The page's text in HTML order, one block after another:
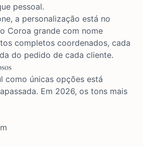
pessoal.
a personalização está no
Coroa grande com nome
completos coordenados, cada
do pedido de cada cliente.
como únicas opções está
Em 2026, os tons mais